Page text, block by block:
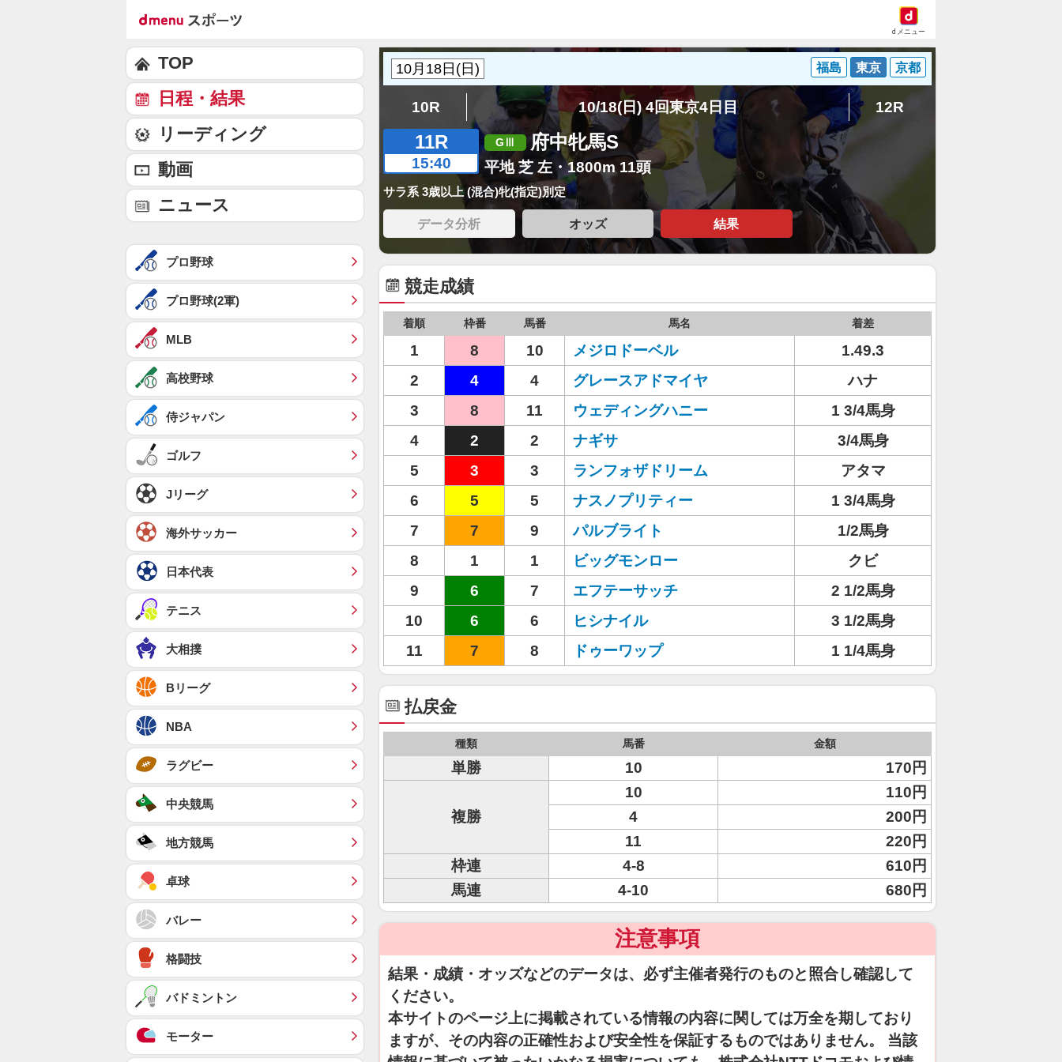
dメニュー
福島 東京 京都
10R 10/18(日) 4回東京4日目 12R
11R
15:40
府中牝馬S
平地 芝 左・1800m 11頭
サラ系 3歳以上 (混合)牝(指定)別定
データ分析 オッズ 結果
競走成績
着順 枠番 馬番 馬名 着差
1 8 10 メジロドーベル
1.49.3
2
4 4 グレースアドマイヤ
ハナ
3
8 11 ウェディングハニー
1 3/4馬身
4
2 2 ナギサ
3/4馬身
5
3 3 ランフォザドリーム
アタマ
6
5 5 ナスノプリティー
1 3/4馬身
7
7 9 パルブライト
1/2馬身
8
1 1 ビッグモンロー
クビ
9
6 7 エフテーサッチ
2 1/2馬身
10
6 6 ヒシナイル
3 1/2馬身
11
7 8 ドゥーワップ 1 1/4馬身
払戻金
種類 馬番 金額
単勝 10 170円
複勝
10
110円
4
200円
11
220円
枠連
4-8
610円
馬連
4-10 680円
注意事項
結果・成績・オッズなどのデータは、必ず主催者発行のものと照合し確認して
ください。
本サイトのページ上に掲載されている情報の内容に関しては万全を期しており
ますが、その内容の正確性および安全性を保証するものではありません。 当該
TOP
日程・結果
リーディング
動画
ニュース
プロ野球
プロ野球(2軍)
MLB
高校野球
侍ジャパン
ゴルフ
Jリーグ
海外サッカー
日本代表
テニス
大相撲
Bリーグ
NBA
ラグビー
中央競馬
地方競馬
卓球
バレー
格闘技
バドミントン
モーター